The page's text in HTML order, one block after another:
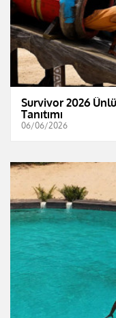
Survivor 2026
Tanıtımı
06/06/2026